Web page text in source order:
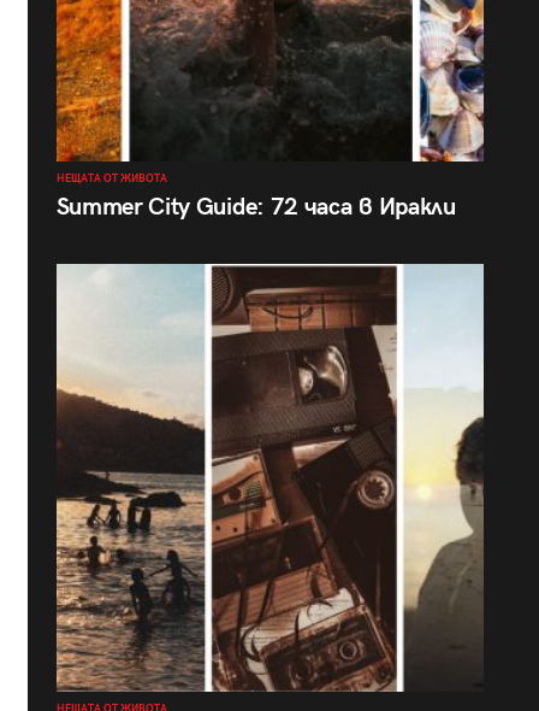
НЕЩАТА ОТ ЖИВОТА
Summer City Guide: 72 часа в Иракли